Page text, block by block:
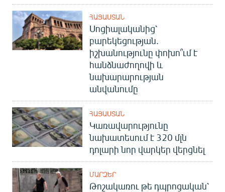
«Ազատության» բոլոր կայքերը
ՀԱՅԱՍՏԱՆ
Սոցիալականից՝
բարեկեցության.
իշխանությունը փոխո՞ւմ է
հանձնաժողովի և
նախարարության
անվանումը
ՀԱՅԱՍՏԱՆ
Կառավարությունը
նախատեսում է 320 մլն
դոլարի նոր վարկեր վերցնել
ՄԱՐԶԵՐ
Թոշակառու թե դպրոցական՝